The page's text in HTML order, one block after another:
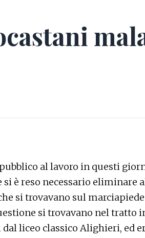
al lavoro in questi
si è reso necessario eliminare
si trovavano sul
si trovavano nel tratto
liceo classico Alighieri, ed